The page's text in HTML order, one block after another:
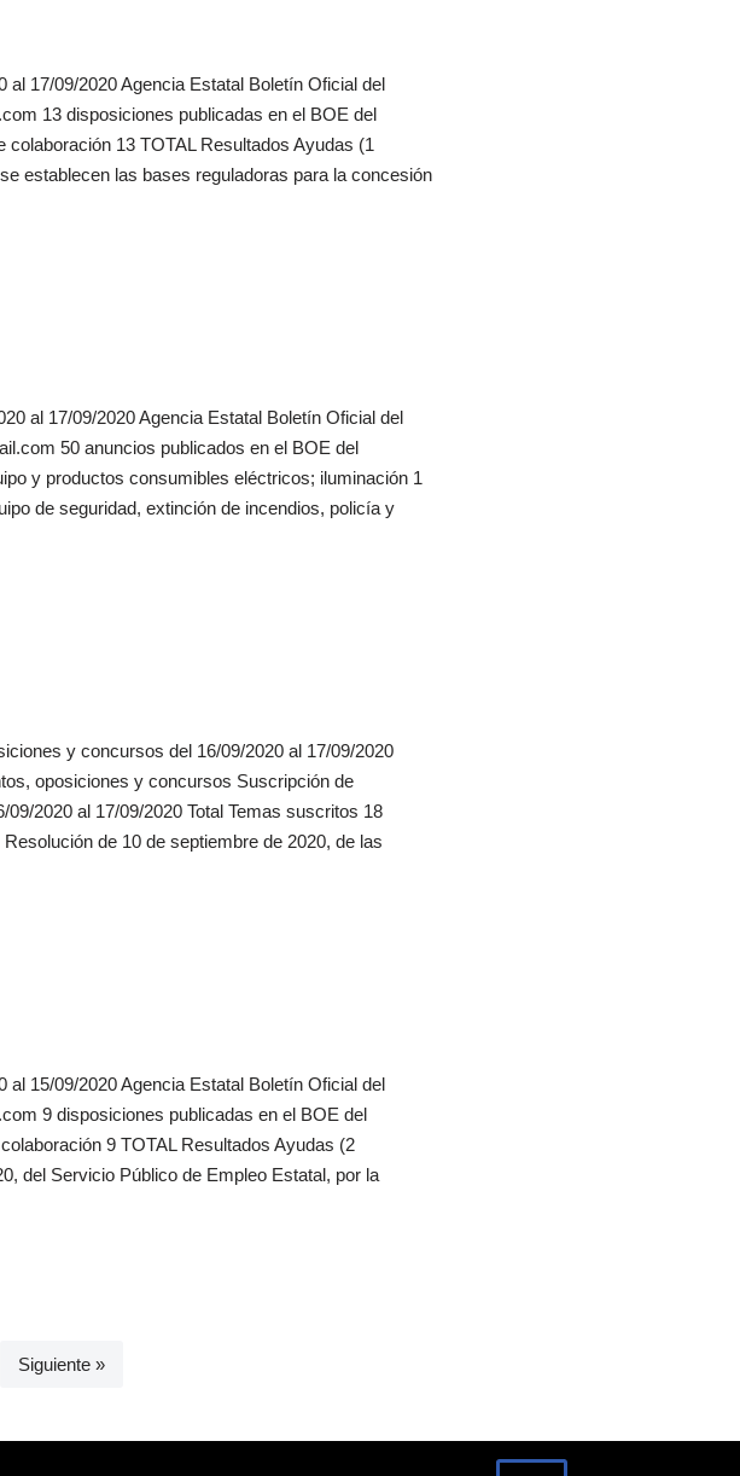
17/09/2020 Agencia Estatal Boletín Oficial del
13 disposiciones publicadas en el BOE del
colaboración 13 TOTAL Resultados Ayudas (1
establecen las bases reguladoras para la concesión
al 17/09/2020 Agencia Estatal Boletín Oficial del
50 anuncios publicados en el BOE del
y productos consumibles eléctricos; iluminación 1
de seguridad, extinción de incendios, policía y
y concursos del 16/09/2020 al 17/09/2020
oposiciones y concursos Suscripción de
2020 al 17/09/2020 Total Temas suscritos 18
de 10 de septiembre de 2020, de las
15/09/2020 Agencia Estatal Boletín Oficial del
9 disposiciones publicadas en el BOE del
9 TOTAL Resultados Ayudas (2
del Servicio Público de Empleo Estatal, por la
Siguiente »